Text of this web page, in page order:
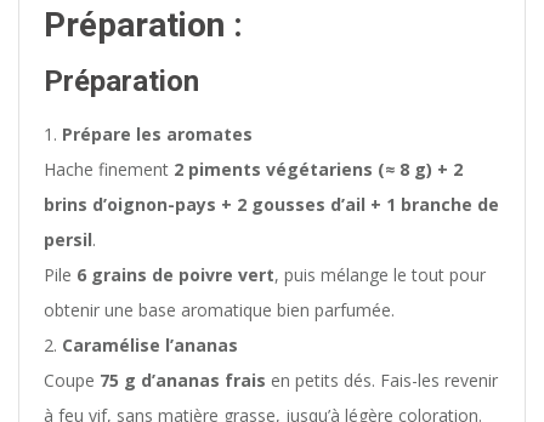
Préparation :
Préparation
Prépare les aromates
Hache finement 2 piments végétariens (≈ 8 g) + 2
brins d’oignon-pays + 2 gousses d’ail + 1 branche de
persil.
Pile 6 grains de poivre vert, puis mélange le tout pour
obtenir une base aromatique bien parfumée.
Caramélise l’ananas
Coupe 75 g d’ananas frais en petits dés. Fais-les revenir
à feu vif, sans matière grasse, jusqu’à légère coloration.